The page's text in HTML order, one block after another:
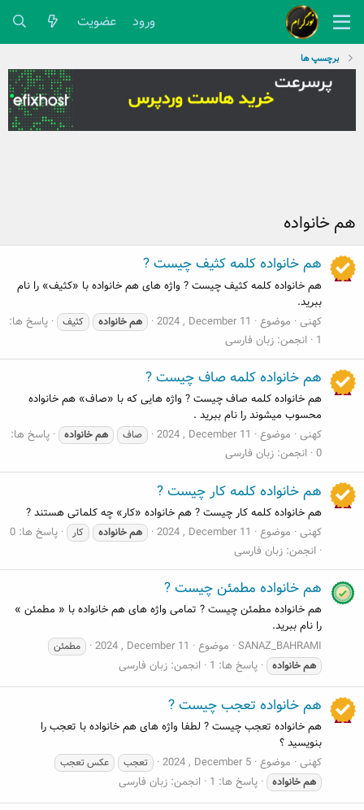
ورود عضویت
برچسپ ها
هم خانواده
هم خانواده کلمه کثیف چیست ?
هم خانواده کلمه کثیف چیست ? واژه های هم خانواده با «کثیف» را نام
ببرید.
کهنی موضوع 2024 , December 11 همخانواده کثیف
پاسخ ها:
1
انجمن: زبان فارسی
هم خانواده کلمه صاف چیست ?
هم خانواده کلمه صاف چیست ? واژه هایی که با «صاف» هم خانواده
محسوب میشوند را نام ببرید .
کهنی موضوع 2024 , December 11 صاف همخانواده
پاسخ ها:
0 انجمن: زبان فارسی
هم خانواده کلمه کار چیست ?
هم خانواده کلمه کار چیست ? هم خانواده «کار» چه کلماتی هستند ?
کهنی موضوع 2024 , December 11 همخانواده کار
پاسخ ها: 0
انجمن: زبان فارسی
هم خانواده مطمئن چیست ?
هم خانواده مطمئن چیست ? تمامی واژه های هم خانواده با « مطمئن »
را نام ببرید.
SANAZ_BAHRAMI موضوع 2024 , December 11
مطمئن
همخانواده پاسخ ها: 1 انجمن: زبان فارسی
هم خانواده تعجب چیست ?
هم خانواده تعجب چیست ? لطفا واژه های هم خانواده با تعجب را
بنویسید ؟
کهنی موضوع 2024 , December 5 تعجب
عکس تعجب
همخانواده پاسخ ها: 1 انجمن: زبان فارسی